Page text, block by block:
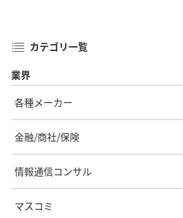
カテゴリ一覧
業界
各種メーカー
金融/商社/保険
情報通信コンサル
マスコミ